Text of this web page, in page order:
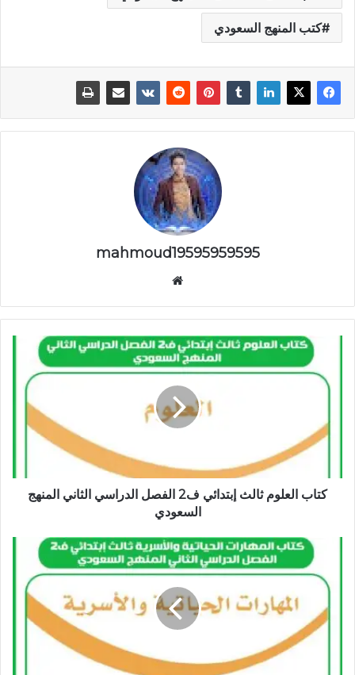
كتب المنهج السعودي
mahmoud19595959595
كتاب العلوم ثالث إبتدائي ف2 الفصل الدراسي الثاني المنهج
السعودي